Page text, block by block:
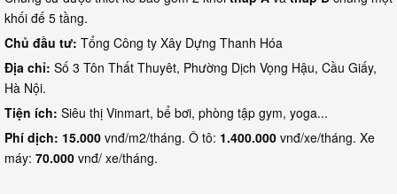
khối đế 5 tầng.
Chủ đầu tư: Tổng Công ty Xây Dựng Thanh Hóa
Địa chỉ: Số 3 Tôn Thất Thuyêt, Phường Dịch Vọng Hậu, Cầu Giấy,
Hà Nội.
Tiện ích: Siêu thị Vinmart, bể bơi, phòng tập gym, yoga...
Phí dịch: 15.000 vnđ/m2/tháng. Ô tô: 1.400.000 vnđ/xe/tháng. Xe
máy: 70.000 vnđ/ xe/tháng.